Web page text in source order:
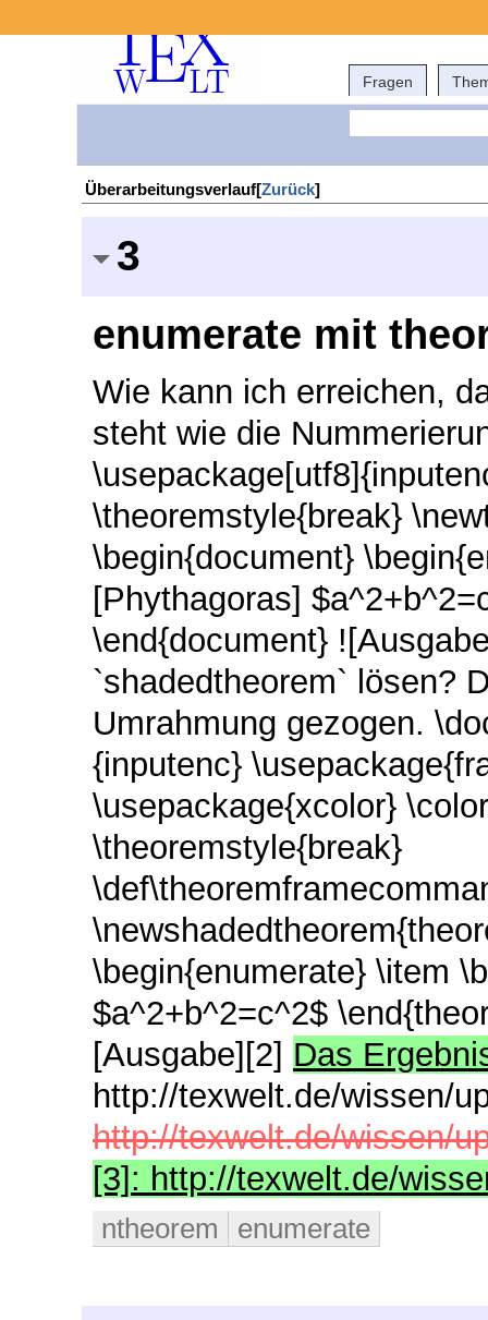
Fragen
Überarbeitungsverlauf[Zurück]
3
enumerate mit
Wie kann ich erreichen,
steht wie die
\theoremstyle{break}
\begin{document}
[Phythagoras]
\end{document}
`shadedtheorem` lösen?
Umrahmung gezogen.
{inputenc}
\usepackage{xcolor}
\theoremstyle{break}
\begin{enumerate} \item
$a^2+b^2=c^2$
[Ausgabe][2] Das
http://texwelt.de/wissen/
http://texwelt.de/wissen/
[3]: http://texwelt.de/
ntheorem enumerate